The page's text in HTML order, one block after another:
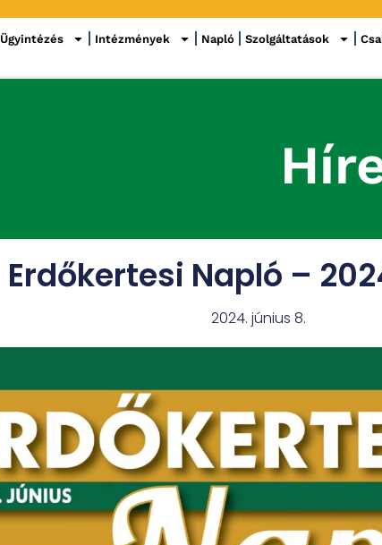
Ügyintézés Intézmények Napló Szolgáltatások
Erdőkertesi Napló –
2024. június 8.